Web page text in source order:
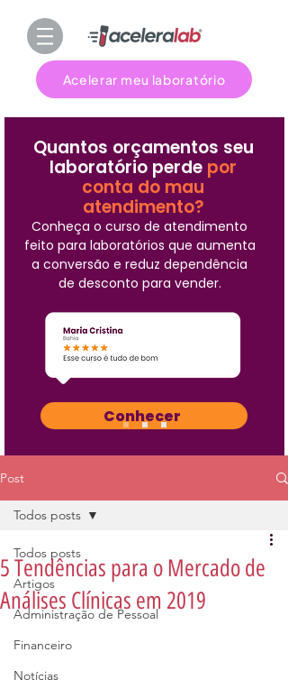
Acelerar meu laboratório
Quantos orçamentos seu
laboratório perde por
conta do mau
atendimento?
Conheça o curso de atendimento
feito para laboratórios que aumenta
a conversão e reduz dependência
de desconto para vender.
Conhecer
Post
Todos posts
Artigos
Administração de Pessoal
Financeiro
Notícias
Todos posts
5 Tendências para o Mercado de
Análises Clínicas em 2019